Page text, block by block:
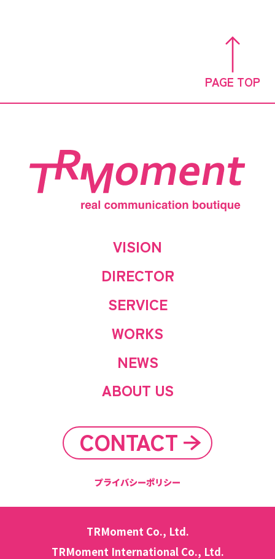
PAGE TOP
VISION
DIRECTOR
SERVICE
WORKS
NEWS
ABOUT US
CONTACT
プライバシーポリシー
TRMoment Co., Ltd.
TRMoment International Co., Ltd.